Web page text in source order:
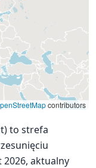
contributors
to strefa
2026, aktualny